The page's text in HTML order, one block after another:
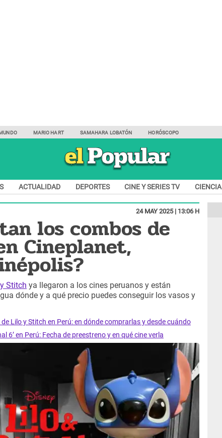
MARIO HART SAMAHARA LOBATÓN HORÓSCOPO
ACTUALIDAD DEPORTES CINE Y SERIES TV CIENCIA
24 MAY 2025 | 13:06 H
los combos de
Cineplanet,
Stitch ya llegaron a los cines peruanos y están
dónde y a qué precio puedes conseguir los vasos y
Lilo y Stitch en Perú: en dónde comprarlas y desde cuándo
6’ en Perú: Fecha de preestreno y en qué cine verla